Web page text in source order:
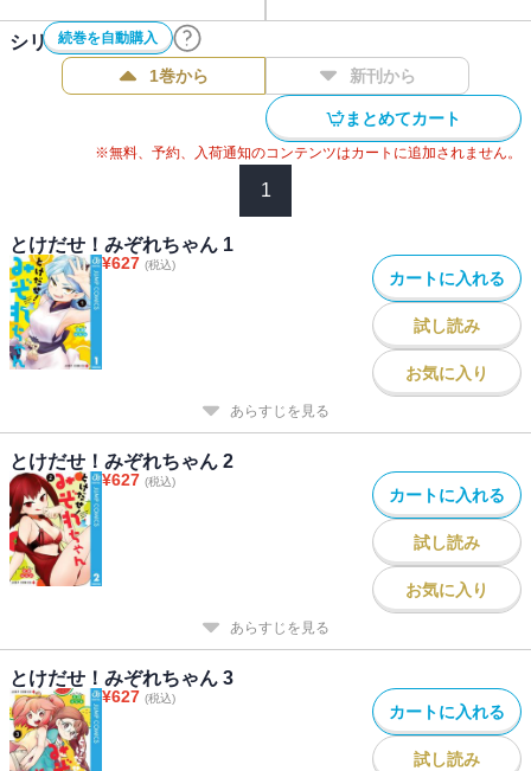
続巻を自動購入
シリーズ作品(6件)
1巻から 新刊から
まとめてカート
※無料、予約、入荷通知のコンテンツはカートに追加されません。
1
とけだせ！みぞれちゃん 1
¥627 (税込)
カートに入れる
試し読み
お気に入り
あらすじを見る
とけだせ！みぞれちゃん 2
¥627 (税込)
カートに入れる
試し読み
お気に入り
あらすじを見る
とけだせ！みぞれちゃん 3
¥627 (税込)
カートに入れる
試し読み